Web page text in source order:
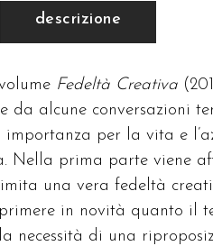
descrizione
Fedeltà Creativa
alcune conversazioni
per la vita e
Nella prima parte viene
una vera fedeltà
in novità quanto il
necessità di una